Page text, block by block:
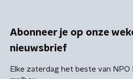
Abonneer je op onze
nieuwsbrief
Elke zaterdag het beste van NPO